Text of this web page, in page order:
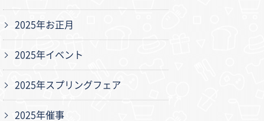
2025年お正月
2025年イベント
2025年スプリングフェア
2025年催事